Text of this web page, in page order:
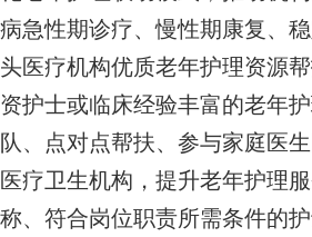
病急性期诊疗、慢性期康复、
头医疗机构优质老年护理资源
资护士或临床经验丰富的老年
队、点对点帮扶、参与家庭医
医疗卫生机构，提升老年护理
称、符合岗位职责所需条件的